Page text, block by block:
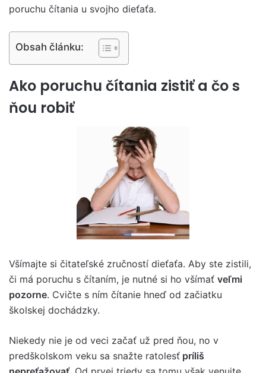
poruchu čítania u svojho dieťaťa.
Obsah článku:
Ako poruchu čítania zistiť a čo s
ňou robiť
Všímajte si čitateľské zručností dieťaťa. Aby ste zistili,
či má poruchu s čítaním, je nutné si ho všímať veľmi
pozorne. Cvičte s ním čítanie hneď od začiatku
školskej dochádzky.
Niekedy nie je od veci začať už pred ňou, no v
predškolskom veku sa snažte ratolesť príliš